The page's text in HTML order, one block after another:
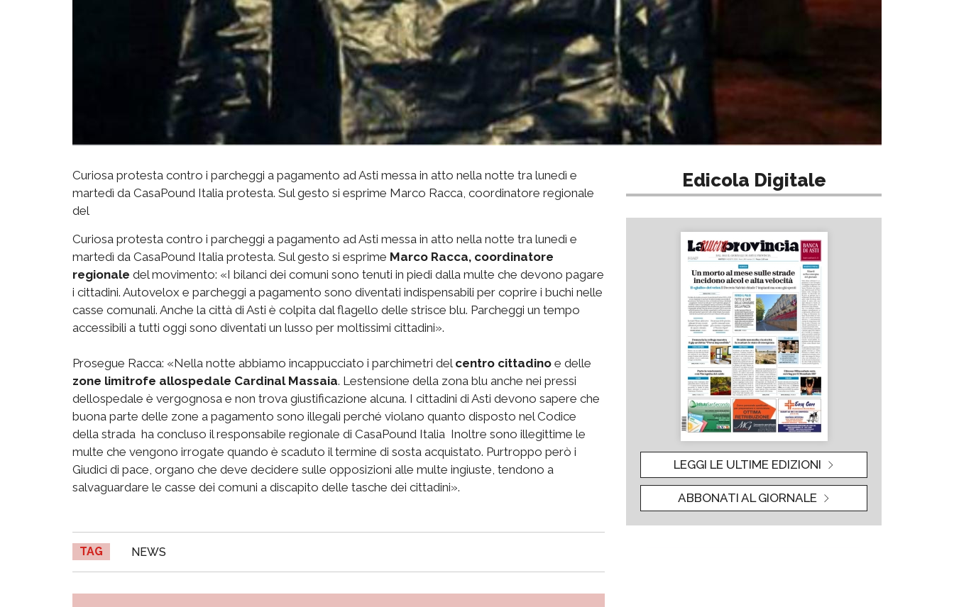
Curiosa protesta contro i parcheggi a pagamento ad Asti messa in atto nella notte tra lunedì e
martedì da CasaPound Italia protesta. Sul gesto si esprime Marco Racca, coordinatore regionale
del
Curiosa protesta contro i parcheggi a pagamento ad Asti messa in atto nella notte tra lunedì e
martedì da CasaPound Italia protesta. Sul gesto si esprime Marco Racca, coordinatore
regionale del movimento: «I bilanci dei comuni sono tenuti in piedi dalla multe che devono pagare
i cittadini. Autovelox e parcheggi a pagamento sono diventati indispensabili per coprire i buchi nelle
casse comunali. Anche la città di Asti è colpita dal flagello delle strisce blu. Parcheggi un tempo
accessibili a tutti oggi sono diventati un lusso per moltissimi cittadini».
Prosegue Racca: «Nella notte abbiamo incappucciato i parchimetri del centro cittadino e delle
zone limitrofe allospedale Cardinal Massaia. Lestensione della zona blu anche nei pressi
dellospedale è vergognosa e non trova giustificazione alcuna. I cittadini di Asti devono sapere che
buona parte delle zone a pagamento sono illegali perché violano quanto disposto nel Codice
della strada  ha concluso il responsabile regionale di CasaPound Italia  Inoltre sono illegittime le
multe che vengono irrogate quando è scaduto il termine di sosta acquistato. Purtroppo però i
Giudici di pace, organo che deve decidere sulle opposizioni alle multe ingiuste, tendono a
salvaguardare le casse dei comuni a discapito delle tasche dei cittadini».
TAG NEWS
Edicola Digitale
LEGGI LE ULTIME EDIZIONI
ABBONATI AL GIORNALE